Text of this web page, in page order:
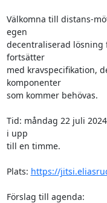
Välkomna till distans-
egen
decentraliserad lösning
fortsätter
med kravspecifikation,
komponenter
som kommer behövas.
Tid: måndag 22 juli
i upp
till en timme.
Plats: https://
Förslag till agenda: